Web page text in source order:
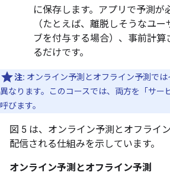
に保存します。アプリで予測が
（たとえば、離脱しそうなユ
ブを付与する場合）、事前計算
るだけです。
注: オンライン予測とオフライン予測で
異なります。このコースでは、両方を「サー
呼びます。
図 5 は、オンライン予測とオフライ
配信される仕組みを示しています。
オンライン予測とオフライン予測